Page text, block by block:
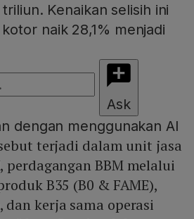
triliun. Kenaikan selisih ini
naik 28,1% menjadi
Ask
dengan menggunakan AI
terjadi dalam unit jasa
perdagangan BBM melalui
B35 (B0 & FAME),
dan kerja sama operasi